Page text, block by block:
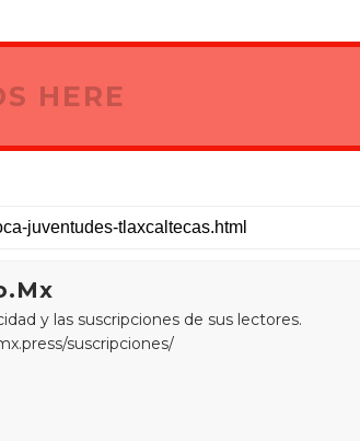
HERE
y las suscripciones de sus lectores.
suscripciones/